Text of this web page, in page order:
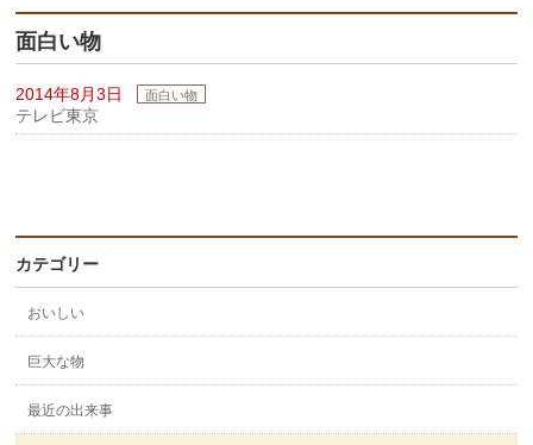
面白い物
2014年8月3日 面白い物
テレビ東京
カテゴリー
おいしい
巨大な物
最近の出来事